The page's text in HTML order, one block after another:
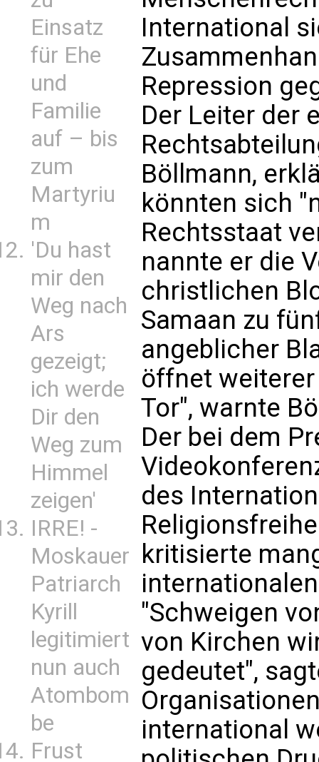
Einsatz
für Ehe
und
Familie
auf – bis
zum
Martyriu
m
'Du hast
mir den
Weg nach
Ars
gezeigt;
ich werde
Dir den
Weg zum
Himmel
zeigen'
IRRE! -
Moskauer
Patriarch
Kyrill
legitimiert
nun auch
Atombom
be
Frust
International
Repression
Der Leiter der
Böllmann,
könnten sich
Rechtsstaat
nannte er die
christlichen
Samaan zu
angeblicher
öffnet
Tor", warnte
Der bei dem
des
kritisierte
"Schweigen
von Kirchen
gedeutet",
international